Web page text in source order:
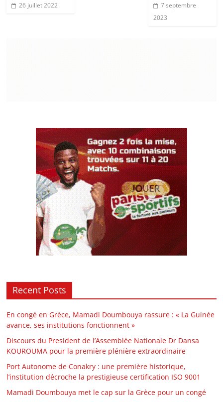
26 juillet 2022
7 septembre
2023
Recent Posts
En congé en Grèce, Mamadi Doumbouya rassure : « La Guinée
avance, ses institutions fonctionnent »
Discours du President de l’Assemblée Nationale Dr Dansa
KOUROUMA pour la première plénière extraordinaire
Port Autonome de Conakry : une première historique,
l’institution décroche la prestigieuse certification ISO 9001
Mamadi Doumbouya met le cap sur la Grèce pour un congé